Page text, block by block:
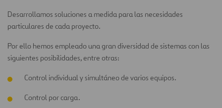
Desarrollamos soluciones a medida para las necesidades
particulares de cada proyecto.
Por ello hemos empleado una gran diversidad de sistemas con las
siguientes posibilidades, entre otras:
Control individual y simultáneo de varios equipos.
Control por carga.